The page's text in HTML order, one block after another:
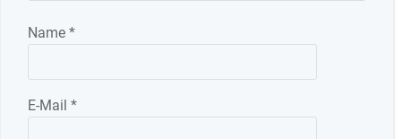
Name *
E-Mail *